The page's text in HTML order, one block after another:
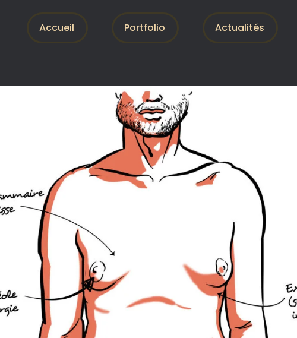
Accueil Portfolio Actualités